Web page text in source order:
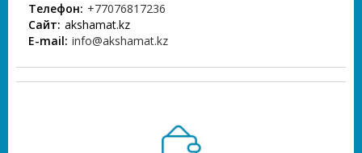
Телефон: +77076817236
Сайт: akshamat.kz
E-mail: info@akshamat.kz